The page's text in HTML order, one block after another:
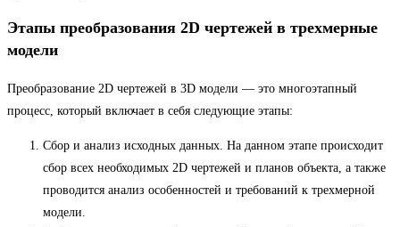
Этапы преобразования 2D чертежей в трехмерные
модели
Преобразование 2D чертежей в 3D модели — это многоэтапный
процесс, который включает в себя следующие этапы:
Сбор и анализ исходных данных. На данном этапе происходит
сбор всех необходимых 2D чертежей и планов объекта, а также
проводится анализ особенностей и требований к трехмерной
модели.